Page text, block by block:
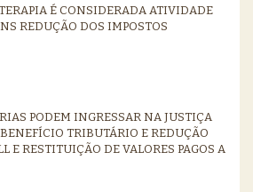
É CONSIDERADA ATIVIDADE
REDUÇÃO DOS IMPOSTOS
PODEM INGRESSAR NA JUSTIÇA
TRIBUTÁRIO E REDUÇÃO
E RESTITUIÇÃO DE VALORES PAGOS A